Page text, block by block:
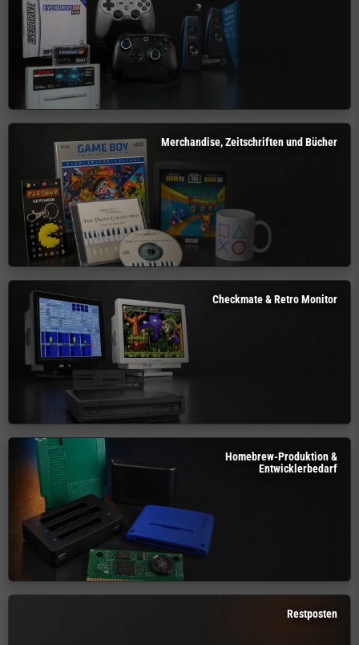
Merchandise, Zeitschriften und Bücher
Checkmate & Retro Monitor
Homebrew-Produktion &
Entwicklerbedarf
Restposten